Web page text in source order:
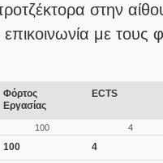
στην
με τους
Φόρτος
Εργασίας
ECTS
100 4
100 4